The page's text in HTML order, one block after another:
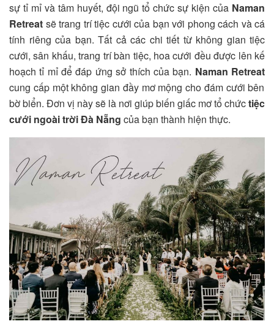
sự tỉ mỉ và tâm huyết, đội ngũ tổ chức sự kiện của Naman
Retreat sẽ trang trí tiệc cưới của bạn với phong cách và cá
tính riêng của bạn. Tất cả các chi tiết từ không gian tiệc
cưới, sân khấu, trang trí bàn tiệc, hoa cưới đều được lên kế
hoạch tỉ mỉ để đáp ứng sở thích của bạn. Naman Retreat
cung cấp một không gian đầy mơ mộng cho đám cưới bên
bờ biển. Đơn vị này sẽ là nơi giúp biến giấc mơ tổ chứctiệc
cưới ngoài trời Đà Nẵng của bạn thành hiện thực.